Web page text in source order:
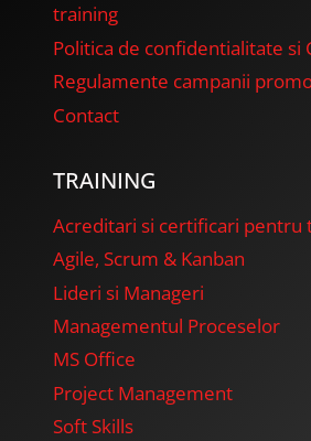
training
Politica de confidentialitate si
Regulamente campanii
Contact
TRAINING
Acreditari si certificari pentru
Agile, Scrum & Kanban
Lideri si Manageri
Managementul Proceselor
MS Office
Project Management
Soft Skills